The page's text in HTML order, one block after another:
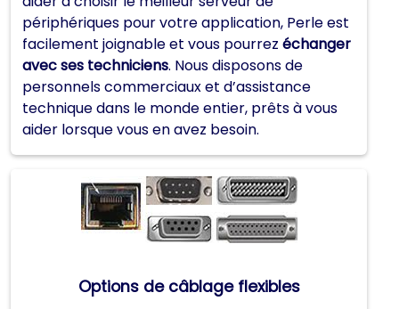
périphériques pour votre application, Perle est
facilement joignable et vous pourrez échanger
avec ses techniciens. Nous disposons de
personnels commerciaux et d’assistance
technique dans le monde entier, prêts à vous
aider lorsque vous en avez besoin.
Options de câblage flexibles